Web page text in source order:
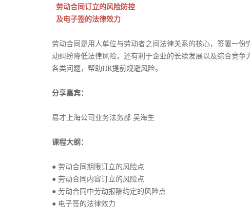
劳动合同订立的风险防控
及电子签的法律效力
劳动合同是用人单位与劳动者之间法律关系的核心，签署一
动纠纷降低法律风险，还有利于企业的长续发展以及综合竞
各类问题，帮助HR提前规避风险。
分享嘉宾：
易才上海公司业务法务部 吴海生
课程大纲：
● 劳动合同期限订立的风险点
● 劳动合同内容订立的风险点
● 劳动合同中劳动报酬约定的风险点
● 电子签的法律效力